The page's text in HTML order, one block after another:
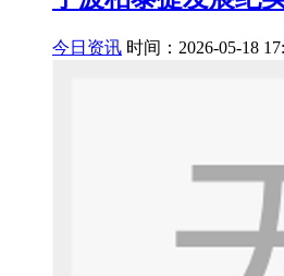
今日资讯 时间：2026-05-18